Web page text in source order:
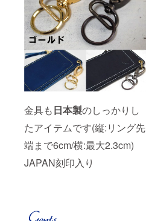
金具も日本製のしっかりし
たアイテムです(縦:リング先
端まで6cm/横:最大2.3cm)
JAPAN刻印入り